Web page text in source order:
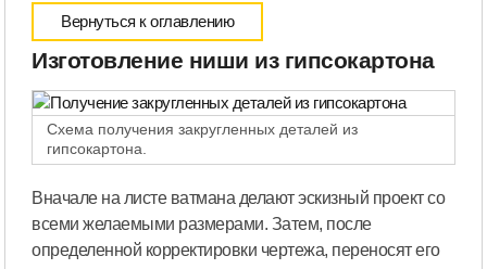
Вернуться к оглавлению
Изготовление ниши из гипсокартона
Схема получения закругленных деталей из
гипсокартона.
Вначале на листе ватмана делают эскизный проект со
всеми желаемыми размерами. Затем, после
определенной корректировки чертежа, переносят его